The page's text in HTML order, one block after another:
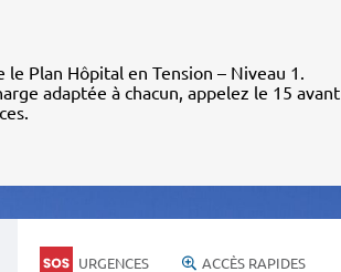
Plan Hôpital en Tension – Niveau 1.
adaptée à chacun, appelez le 15 avant
URGENCES ACCÈS RAPIDES